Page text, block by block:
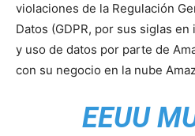
violaciones de la Regulación
Datos (GDPR, por sus siglas
y uso de datos por parte de
con su negocio en la nube
EEUU